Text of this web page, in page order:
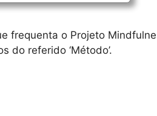
frequenta o Projeto
do referido ‘Método’.